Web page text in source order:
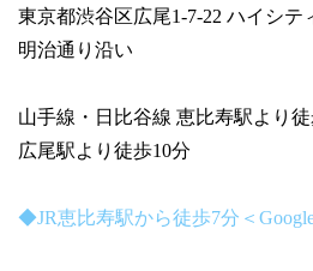
東京都渋谷区広尾1-7-22 ハイシテ
明治通り沿い
山手線・日比谷線 恵比寿駅より徒
広尾駅より徒歩10分
◆JR恵比寿駅から徒歩7分＜